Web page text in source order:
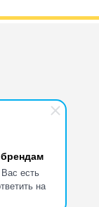
есть
на